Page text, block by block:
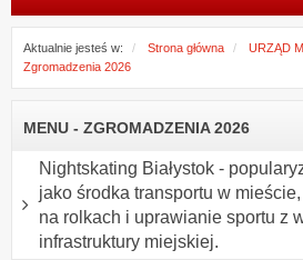
Aktualnie jesteś w: Strona główna URZĄD
Zgromadzenia 2026
MENU - ZGROMADZENIA 2026
Nightskating Białystok -
jako środka transportu w
na rolkach i uprawianie sportu z
infrastruktury miejskiej.